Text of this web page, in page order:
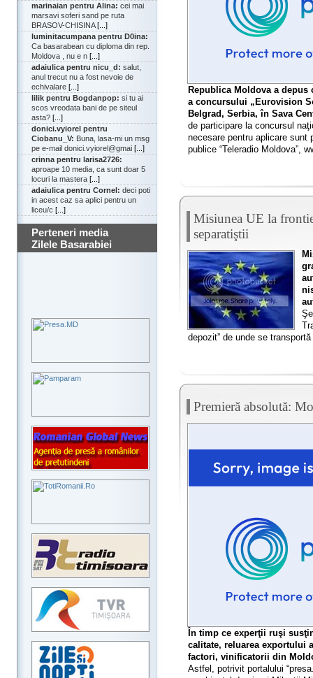
marinaian pentru Alina: cei mai
marsavi soferi sand pe ruta
BRASOV-CHISINA[...]
luminitacumpana pentru D0ina:
Ca basarabean cu diploma din rep.
Moldova , nu e n [...]
adaiulica pentru nicu_d: salut,
anul trecut nu a fost nevoie de
echivalare [...]
lilik pentru Bogdanpop: si tu ai
scos vreodata bani de pe siteul
asta? [...]
donici.vyiorel pentru
Ciobanu_V: Buna, lasa-mi un msg
pe e-mail donici.vyiorel@gmai [...]
crinna pentru larisa2726:
aproape 10 media, ca sunt doar 5
locuri la mastera [...]
adaiulica pentru Cornel: deci poti
in acest caz sa aplici pentru un
liceu/c [...]
Perteneri media
Zilele Basarabiei
Republica Moldova a depus
a concursului „Eurovision
Belgrad, Serbia, în Sava
de participare la concursul
necesare pentru aplicare sunt
publice “Teleradio Moldova”,
Misiunea UE la
separatiştii
depozit” de unde se
Premieră absolută:
În timp ce experţii ruşi
calitate, reluarea exportului
factori, vinificatorii din
Astfel, potrivit portalului